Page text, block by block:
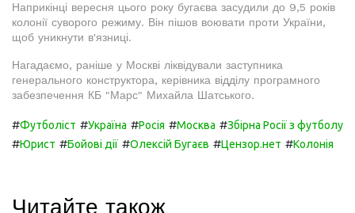
Наприкінці вересня цього року бугаєва засудили до 9,5 років
колонії суворого режиму. Він пішов воювати проти України,
щоб уникнути в'язниці.
Нагадаємо, раніше у Москві ліквідували заступника
генерального конструктора, керівника відділу програмного
забезпечення КБ "Марс" Михайла Шатського.
#Футболіст #Україна #Росія #Москва #Збірна Росії з футболу
#Юрист #Бойові дії #Олексій Бугаєв #Цензор.нет #Колонія
Читайте також